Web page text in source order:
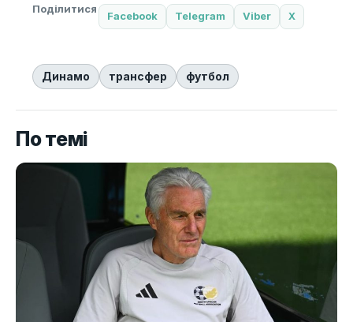
Поділитися
Facebook Telegram Viber X
Динамо трансфер футбол
По темі